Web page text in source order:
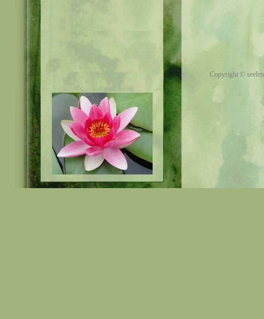
Copyright ©